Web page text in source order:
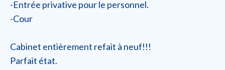
-Entrée privative pour le personnel.
-Cour
Cabinet entièrement refait à neuf!!!
Parfait état.